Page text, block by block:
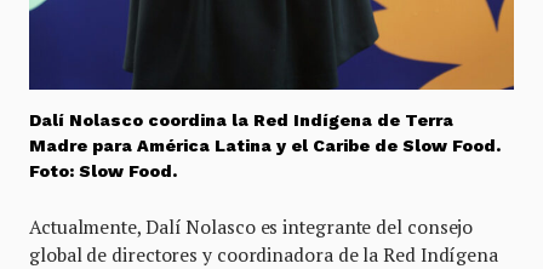
Dalí Nolasco coordina la Red Indígena de Terra
Madre para América Latina y el Caribe de Slow Food.
Foto: Slow Food.
Actualmente, Dalí Nolasco es integrante del consejo
global de directores y coordinadora de la Red Indígena